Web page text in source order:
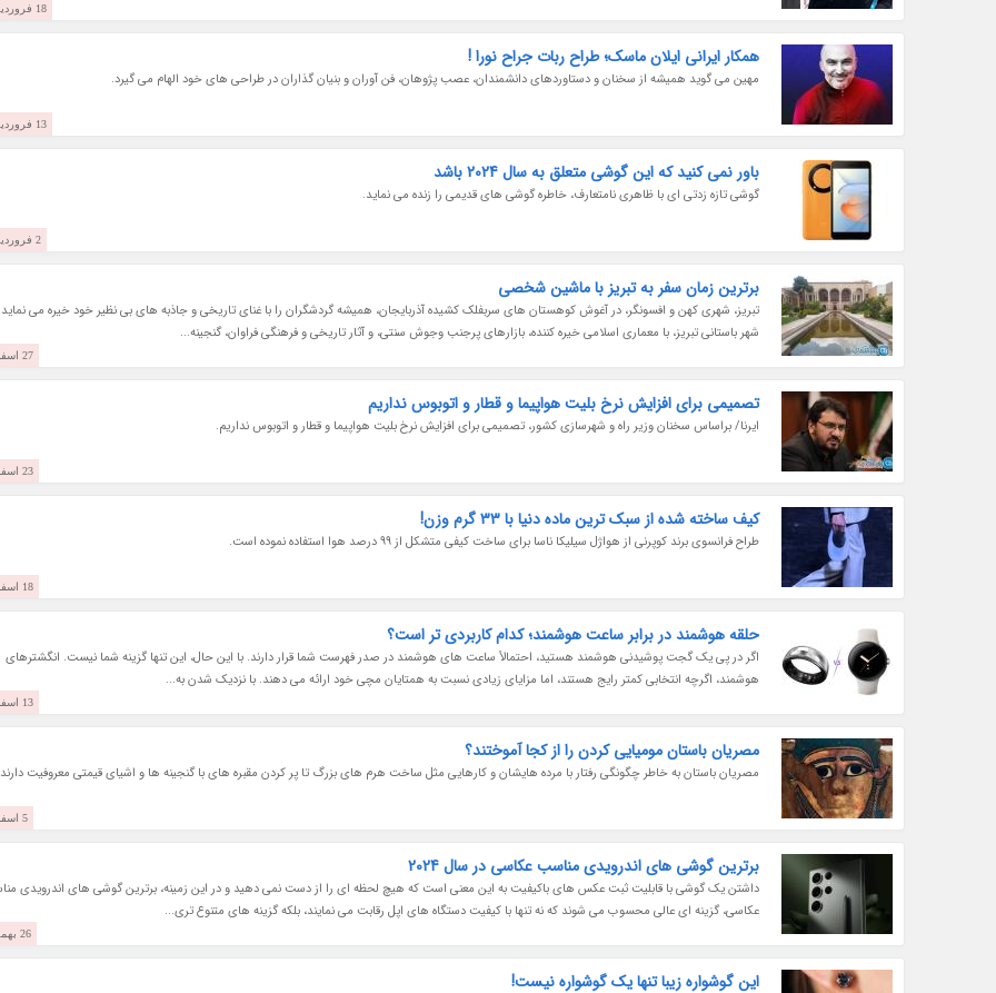
18 فروردین 1403
همکار ایرانی ایلان ماسک؛ طراح ربات جراح نورا !
مهین می گوید همیشه از سخنان و دستاوردهای دانشمندان، عصب پژوهان، فن آوران و بنیان گذاران در طراحی های خود الهام می گیرد.
13 فروردین 1403
باور نمی کنید که این گوشی متعلق به سال 2024 باشد
گوشی تازه زدتی ای با ظاهری نامتعارف، خاطره گوشی های قدیمی را زنده می نماید.
2 فروردین 1403
برترین زمان سفر به تبریز با ماشین شخصی
تبریز، شهری کهن و افسونگر، در آغوش کوهستان های سربفلک کشیده آذربایجان، همیشه گردشگران را با غنای تاریخی و جاذبه های بی نظیر خود خیره می
شهر باستانی تبریز، با معماری اسلامی خیره کننده، بازارهای پرجنب وجوش سنتی، و آثار تاریخی و فرهنگی فراوان، گنجینه...
27 اسفند 1402
تصمیمی برای افزایش نرخ بلیت هواپیما و قطار و اتوبوس نداریم
ایرنا/ براساس سخنان وزیر راه و شهرسازی کشور، تصمیمی برای افزایش نرخ بلیت هواپیما و قطار و اتوبوس نداریم.
23 اسفند 1402
کیف ساخته شده از سبک ترین ماده دنیا با 33 گرم وزن!
طراح فرانسوی برند کوپرنی از هواژل سیلیکا ناسا برای ساخت کیفی متشکل از 99 درصد هوا استفاده نموده است.
18 اسفند 1402
حلقه هوشمند در برابر ساعت هوشمند؛ کدام کاربردی تر است؟
اگر در پی یک گجت پوشیدنی هوشمند هستید، احتمالاً ساعت های هوشمند در صدر فهرست شما قرار دارند. با این حال، این تنها گزینه شما نیست. انگشترهای
هوشمند، اگرچه انتخابی کمتر رایج هستند، اما مزایای زیادی نسبت به همتایان مچی خود ارائه می دهند. با نزدیک شدن به...
13 اسفند 1402
مصریان باستان مومیایی کردن را از کجا آموختند؟
مصریان باستان به خاطر چگونگی رفتار با مرده هایشان و کارهایی مثل ساخت هرم های بزرگ تا پر کردن مقبره های با گنجینه ها و اشیای قیمتی معروفیت
5 اسفند 1402
برترین گوشی های اندرویدی مناسب عکاسی در سال 2024
داشتن یک گوشی با قابلیت ثبت عکس های باکیفیت به این معنی است که هیچ لحظه ای را از دست نمی دهید و در این زمینه، برترین گوشی های اندرویدی
عکاسی، گزینه ای عالی محسوب می شوند که نه تنها با کیفیت دستگاه های اپل رقابت می نمایند، بلکه گزینه های متنوع تری...
26 بهمن 1402
این گوشواره زیبا تنها یک گوشواره نیست!